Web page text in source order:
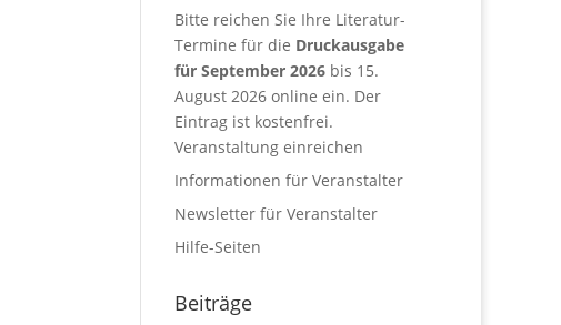
Bitte reichen Sie Ihre Literatur-
Termine für die Druckausgabe
für September 2026 bis 15.
August 2026 online ein. Der
Eintrag ist kostenfrei.
Veranstaltung einreichen
Informationen für Veranstalter
Newsletter für Veranstalter
Hilfe-Seiten
Beiträge